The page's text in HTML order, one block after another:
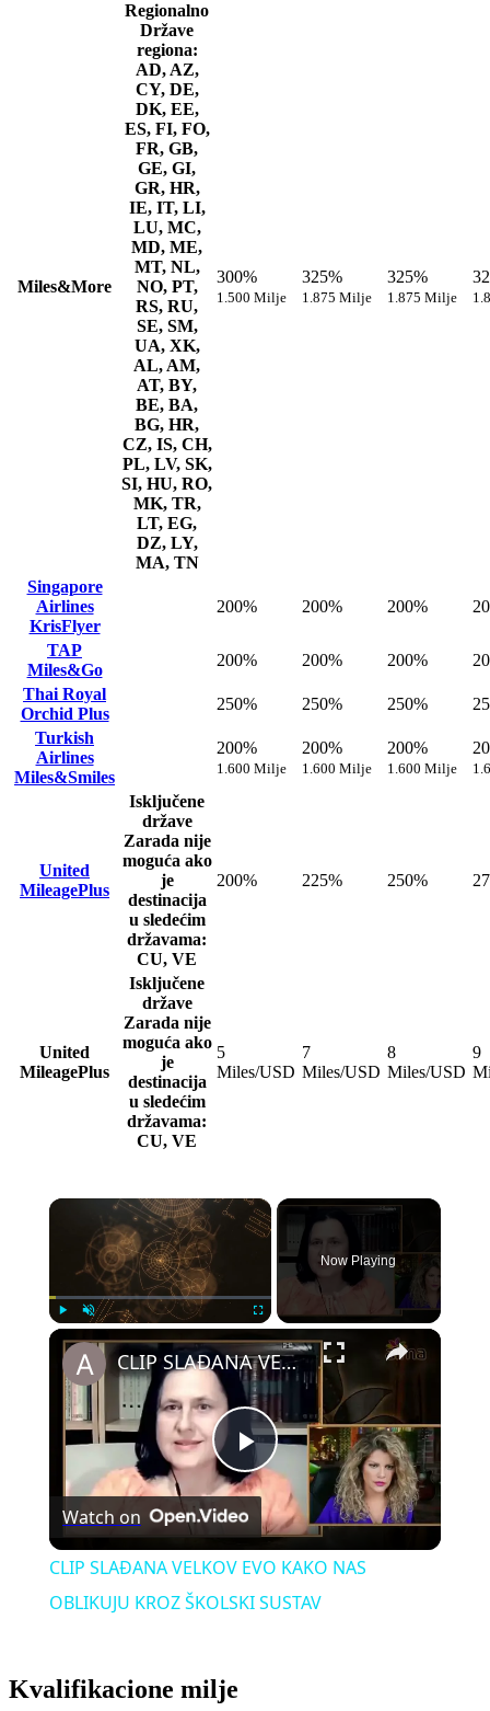
Miles&More
Regionalno
Države
regiona:
AD, AZ,
CY, DE,
DK, EE,
ES, FI, FO,
FR, GB,
GE, GI,
GR, HR,
IE, IT, LI,
LU, MC,
MD, ME,
MT, NL,
NO, PT,
RS, RU,
SE, SM,
UA, XK,
AL, AM,
AT, BY,
BE, BA,
BG, HR,
CZ, IS, CH,
PL, LV, SK,
SI, HU, RO,
MK, TR,
LT, EG,
DZ, LY,
MA, TN
300%
1.500 Milje
325%
1.875 Milje
325%
1.875 Milje
Singapore
Airlines
KrisFlyer
200% 200% 200%
TAP
Miles&Go
200% 200% 200%
Thai Royal
Orchid Plus
250% 250% 250%
Turkish
Airlines
Miles&Smiles
200%
1.600 Milje
200%
1.600 Milje
200%
1.600 Milje
United
MileagePlus
Isključene
države
Zarada nije
moguća ako
je
destinacija
u sledećim
državama:
CU, VE
200% 225% 250%
United
MileagePlus
Isključene
države
Zarada nije
moguća ako
je
destinacija
u sledećim
državama:
CU, VE
5
Miles/USD
7
Miles/USD
8
Miles/USD
9
Now Playing
Play
Video
CLIP SLAĐANA VELKOV EVO KAKO NAS OBLIKUJU KROZ ŠKOLSKI SUSTAV
Watch on
CLIP SLAĐANA VELKOV EVO KAKO NAS
OBLIKUJU KROZ ŠKOLSKI SUSTAV
Kvalifikacione milje